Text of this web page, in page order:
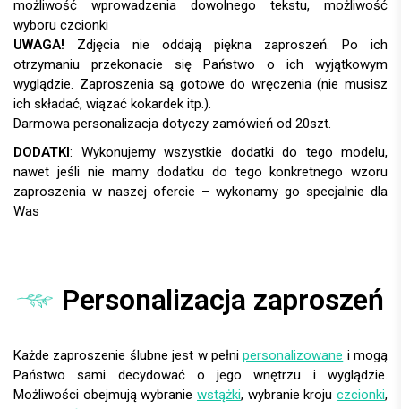
UWAGA!
DODATKI:
Personalizacja zaproszeń
Każde zaproszenie ślubne jest w pełnipersonalizowane i mogą
Państwo sami decydować o jego wnętrzu i wyglądzie.
Możliwości obejmują wybranie wstążki, wybranie kroju czcionki,